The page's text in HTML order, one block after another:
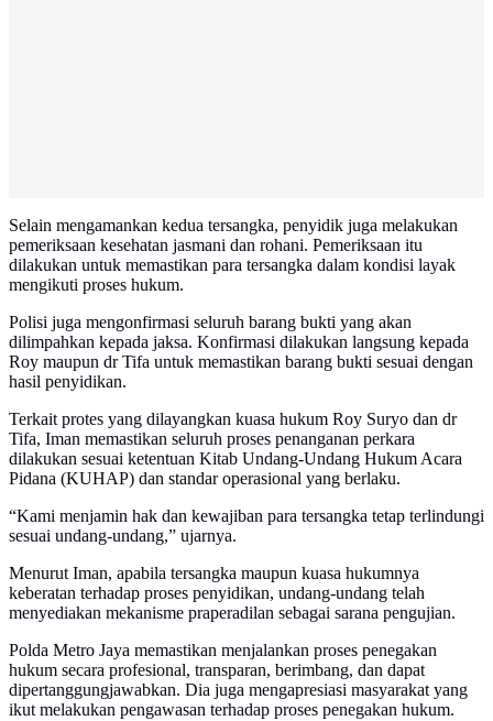
Selain mengamankan kedua tersangka, penyidik juga melakukan
pemeriksaan kesehatan jasmani dan rohani. Pemeriksaan itu
dilakukan untuk memastikan para tersangka dalam kondisi layak
mengikuti proses hukum.
Polisi juga mengonfirmasi seluruh barang bukti yang akan
dilimpahkan kepada jaksa. Konfirmasi dilakukan langsung kepada
Roy maupun dr Tifa untuk memastikan barang bukti sesuai dengan
hasil penyidikan.
Terkait protes yang dilayangkan kuasa hukum Roy Suryo dan dr
Tifa, Iman memastikan seluruh proses penanganan perkara
dilakukan sesuai ketentuan Kitab Undang-Undang Hukum Acara
Pidana (KUHAP) dan standar operasional yang berlaku.
“Kami menjamin hak dan kewajiban para tersangka tetap terlindungi
sesuai undang-undang,” ujarnya.
Menurut Iman, apabila tersangka maupun kuasa hukumnya
keberatan terhadap proses penyidikan, undang-undang telah
menyediakan mekanisme praperadilan sebagai sarana pengujian.
Polda Metro Jaya memastikan menjalankan proses penegakan
hukum secara profesional, transparan, berimbang, dan dapat
dipertanggungjawabkan. Dia juga mengapresiasi masyarakat yang
ikut melakukan pengawasan terhadap proses penegakan hukum.